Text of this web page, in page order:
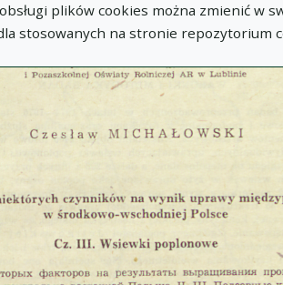
plików cookies można zmienić w
stosowanych na stronie repozytorium